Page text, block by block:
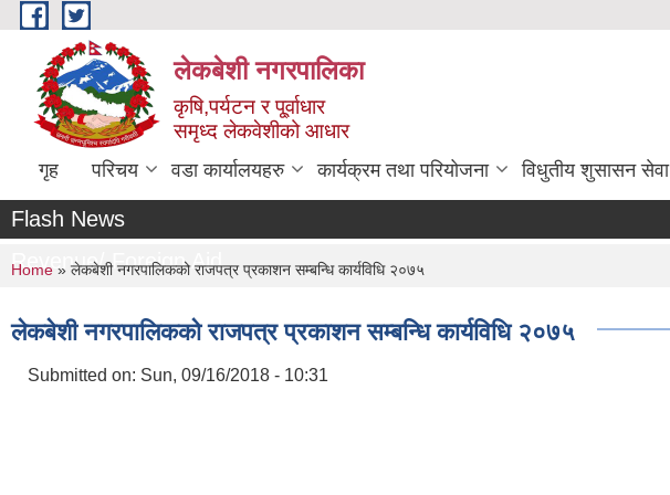
Skip to main content
लेकबेशी नगरपालिका
कृषि,पर्यटन र पू्र्वाधार
समृध्द लेकवेशीको आधार
गृह परिचय वडा कार्यालयहरु कार्यक्रम तथा परियोजना विधुतीय शुसासन सेवा
Flash News
Revenue/ Foreign Aid
You are here
Home » लेकबेशी नगरपालिकको राजपत्र प्रकाशन सम्बन्धि कार्यविधि २०७५
लेकबेशी नगरपालिकको राजपत्र प्रकाशन सम्बन्धि कार्यविधि २०७५
Submitted on: Sun, 09/16/2018 - 10:31